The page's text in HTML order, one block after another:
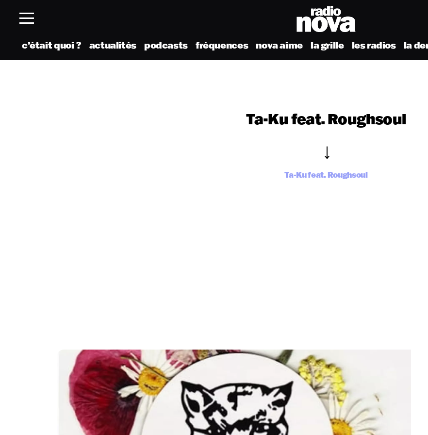
c’était quoi ? actualités podcasts fréquences nova aime la grille les radios la
Ta-Ku feat. Roughsoul
Ta-Ku feat. Roughsoul